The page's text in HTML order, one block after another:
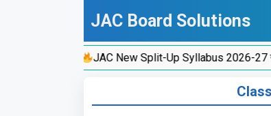
JAC Board Solutions
JAC New Split-Up Syllabus 2026-27 जारी!